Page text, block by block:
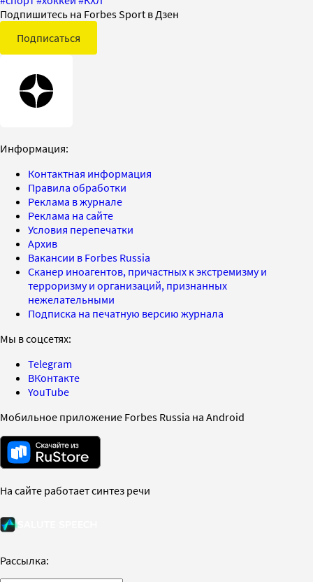
Подпишитесь на Forbes Sport в Дзен
Подписаться
Информация:
Контактная информация
Правила обработки
Реклама в журнале
Реклама на сайте
Условия перепечатки
Архив
Вакансии в Forbes Russia
Сканер иноагентов, причастных к экстремизму и
терроризму и организаций, признанных
нежелательными
Подписка на печатную версию журнала
Мы в соцсетях:
Telegram
ВКонтакте
YouTube
Мобильное приложение Forbes Russia на Android
На сайте работает синтез речи
Рассылка: